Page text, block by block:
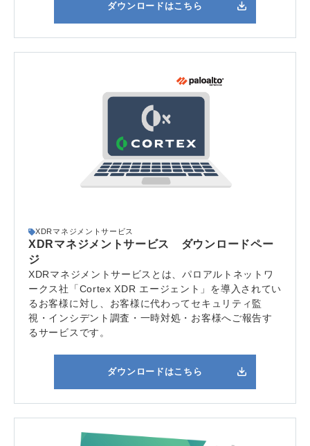
ダウンロードはこちら
XDRマネジメントサービス
XDRマネジメントサービス ダウンロードペー
ジ
XDRマネジメントサービスとは、パロアルトネットワ
ークス社「Cortex XDR エージェント」 を導入されてい
るお客様に対し、お客様に代わってセキュリティ監
視・インシデント調査・一時対処・お客様へご報告す
るサービスです。
ダウンロードはこちら